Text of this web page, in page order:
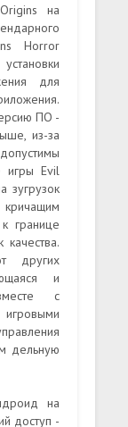
на
Horror
для
ПО -
из-за
игры Evil
зугрузок
границе
других
и
с
дельную
на
доступ -